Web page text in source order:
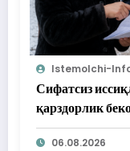
Istemolchi-
Сифатсиз
қарздорлик
06.08.2026